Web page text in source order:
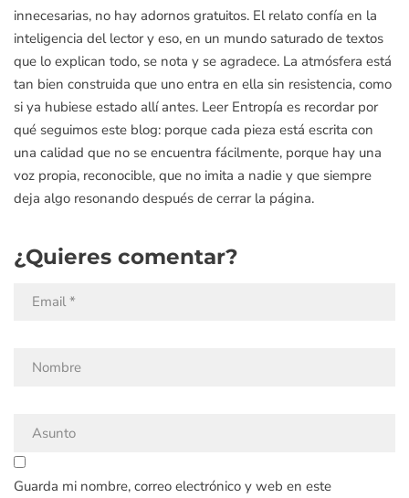
innecesarias, no hay adornos gratuitos. El relato confía en la
inteligencia del lector y eso, en un mundo saturado de textos
que lo explican todo, se nota y se agradece. La atmósfera está
tan bien construida que uno entra en ella sin resistencia, como
si ya hubiese estado allí antes. Leer Entropía es recordar por
qué seguimos este blog: porque cada pieza está escrita con
una calidad que no se encuentra fácilmente, porque hay una
voz propia, reconocible, que no imita a nadie y que siempre
deja algo resonando después de cerrar la página.
¿Quieres comentar?
Guarda mi nombre, correo electrónico y web en este